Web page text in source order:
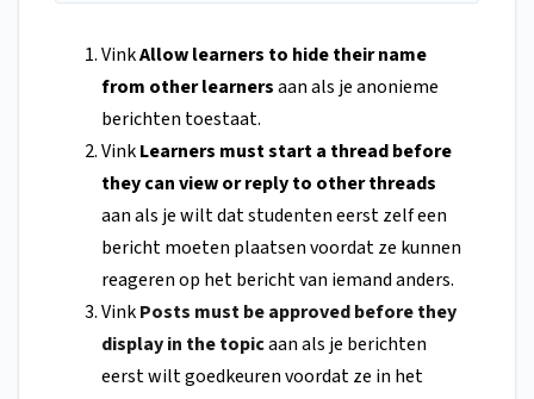
VinkAllow learners to hide their name
from other learnersaan als je anonieme
berichten toestaat.
VinkLearners must start a thread before
they can view or reply to other threads
aan als je wilt dat studenten eerst zelf een
bericht moeten plaatsen voordat ze kunnen
reageren op het bericht van iemand anders.
VinkPosts must be approved before they
display in the topicaan als je berichten
eerst wilt goedkeuren voordat ze in het